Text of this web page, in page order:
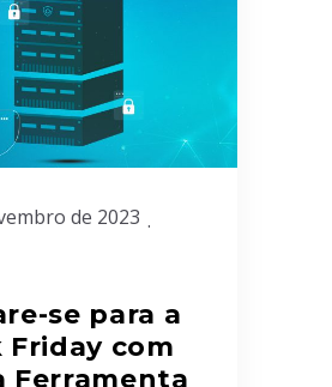
de 2023
se para a
Friday com
Ferramenta